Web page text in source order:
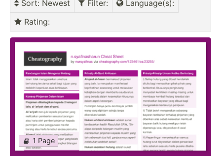
Sort: Newest Filter: Language(s):
Rating:
1 Page